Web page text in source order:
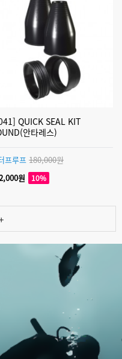
QUICK SEAL KIT
안타레스)
프루프 180,000원
원
10%